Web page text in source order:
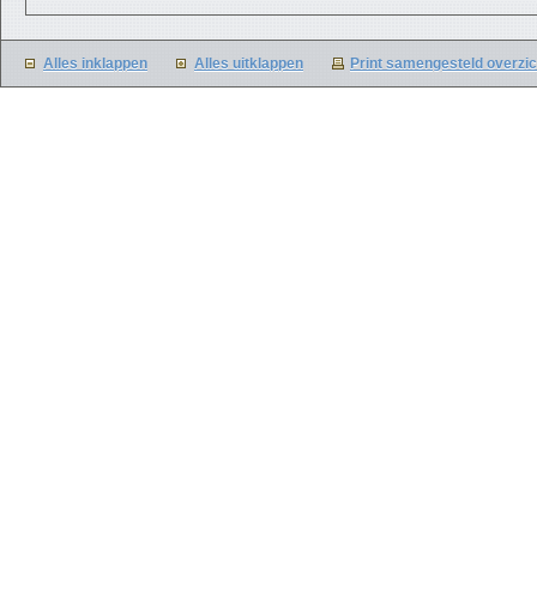
Alles inklappen Alles uitklappen Print samengesteld